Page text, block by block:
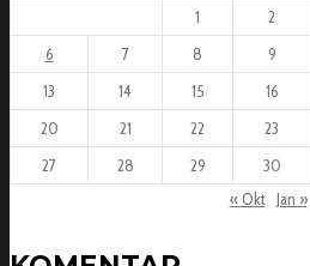
1
2
6
7 8 9
13
14 15 16
20
21 22 23
27
28 29
30
« Okt Jan »